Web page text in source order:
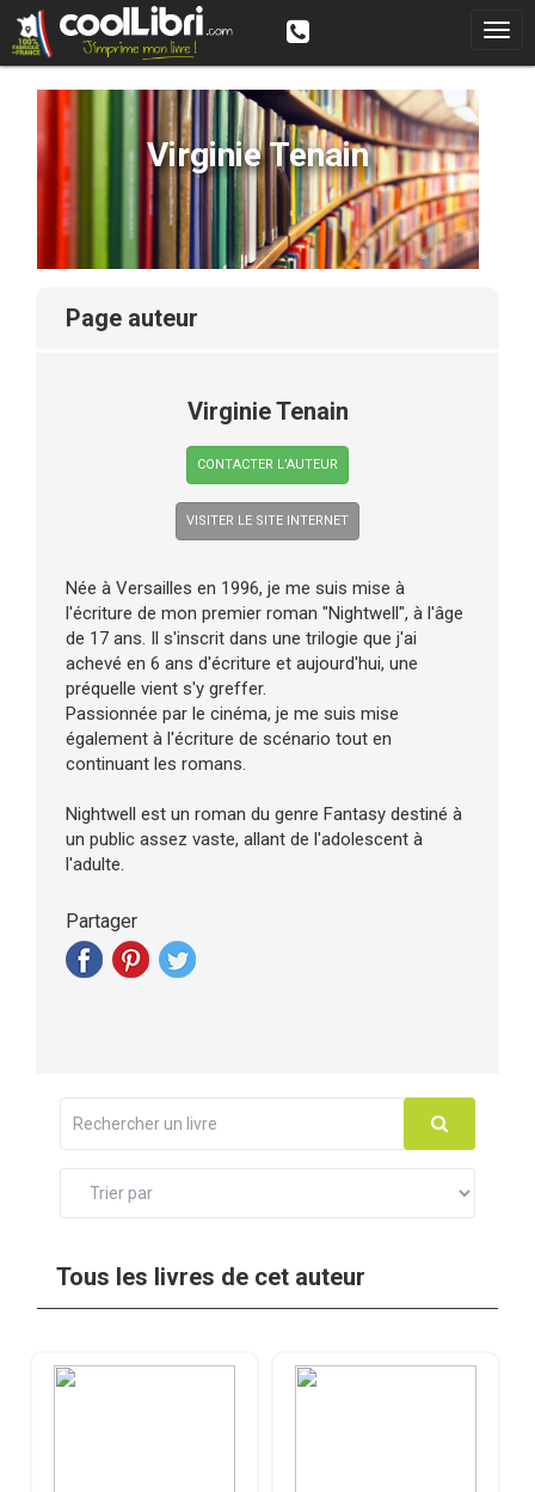
Virginie Tenain
page auteur
Virginie Tenain
CONTACTER L’AUTEUR
VISITER LE SITE INTERNET
Née à Versailles en 1996, je me suis mise à
l'écriture de mon premier roman "Nightwell", à l'âge
de 17 ans. Il s'inscrit dans une trilogie que j'ai
achevé en 6 ans d'écriture et aujourd'hui, une
préquelle vient s'y greffer.
Passionnée par le cinéma, je me suis mise
également à l'écriture de scénario tout en
continuant les romans.
Nightwell est un roman du genre Fantasy destiné à
un public assez vaste, allant de l'adolescent à
l'adulte.
Partager
Tous les livres de cet auteur